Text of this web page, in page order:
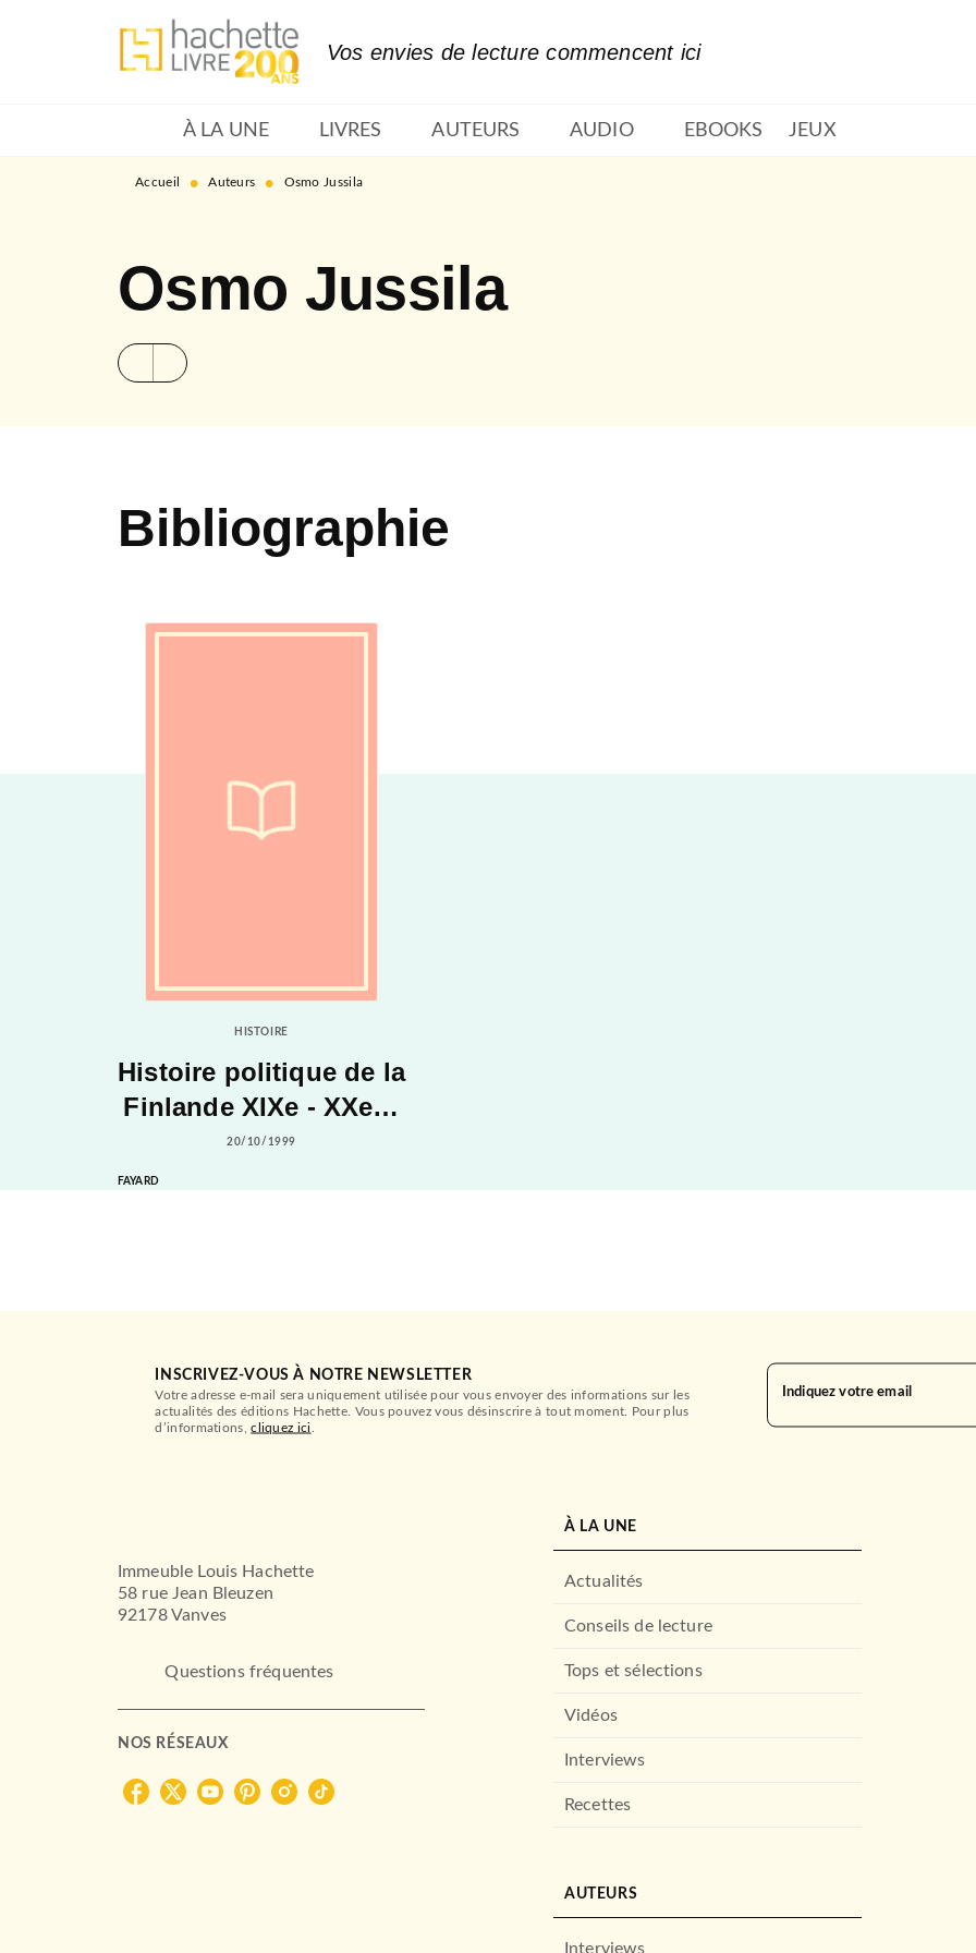
MENU RECHERCHE
Vos envies de lecture commencent ici
À LA UNE LIVRES AUTEURS AUDIO EBOOKS JEUX
Accueil • Auteurs • Osmo Jussila
Osmo Jussila
Bibliographie
HISTOIRE
Histoire politique de la
Finlande XIXe - XXe…
20/10/1999
FAYARD
INSCRIVEZ-VOUS À NOTRE NEWSLETTER
Votre adresse e-mail sera uniquement utilisée pour vous envoyer des informations sur les
actualités des éditions Hachette. Vous pouvez vous désinscrire à tout moment. Pour plus
d’informations,cliquez ici
Indiquez votre email
Immeuble Louis Hachette
58 rue Jean Bleuzen
92178 Vanves
Questions fréquentes
NOS RÉSEAUX
À LA UNE
Actualités
Conseils de lecture
Tops et sélections
Vidéos
Interviews
Recettes
AUTEURS
Interviews